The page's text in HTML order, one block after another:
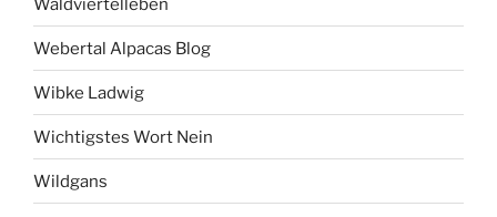
Waldviertelleben
Webertal Alpacas Blog
Wibke Ladwig
Wichtigstes Wort Nein
Wildgans